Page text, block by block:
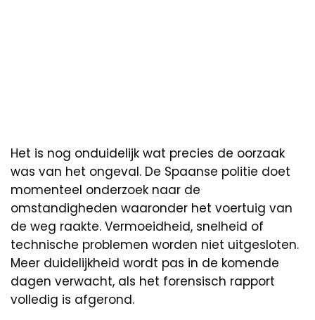
Het is nog onduidelijk wat precies de oorzaak
was van het ongeval. De Spaanse politie doet
momenteel onderzoek naar de
omstandigheden waaronder het voertuig van
de weg raakte. Vermoeidheid, snelheid of
technische problemen worden niet uitgesloten.
Meer duidelijkheid wordt pas in de komende
dagen verwacht, als het forensisch rapport
volledig is afgerond.